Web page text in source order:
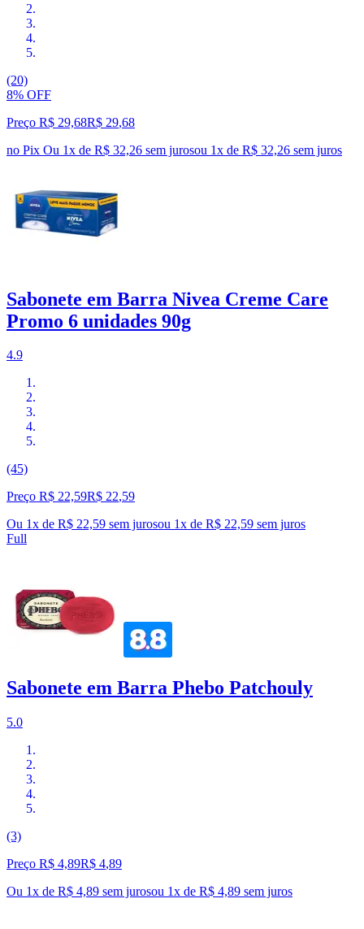
(20)
8% OFF
Preço R$ 29,68R$ 29,68
no Pix Ou 1x de R$ 32,26 sem jurosou 1x de R$ 32,26 sem juros
Sabonete em Barra Nivea Creme Care
Promo 6 unidades 90g
4.9
(45)
Preço R$ 22,59R$ 22,59
Ou 1x de R$ 22,59 sem jurosou 1x de R$ 22,59 sem juros
Full
Sabonete em Barra Phebo Patchouly
5.0
(3)
Preço R$ 4,89R$ 4,89
Ou 1x de R$ 4,89 sem jurosou 1x de R$ 4,89 sem juros